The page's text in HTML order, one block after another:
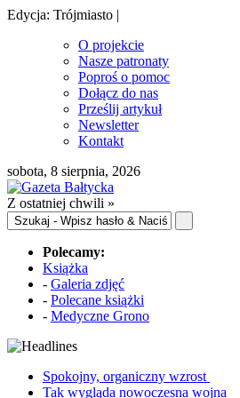
Edycja: Trójmiasto |
O projekcie
Nasze patronaty
Poproś o pomoc
Dołącz do nas
Prześlij artykuł
Newsletter
Kontakt
sobota, 8 sierpnia, 2026
Z ostatniej chwili »
Polecamy:
Książka
- Galeria zdjęć
- Polecane książki
- Medyczne Grono
Spokojny, organiczny wzrost
Tak wygląda nowoczesna wojna